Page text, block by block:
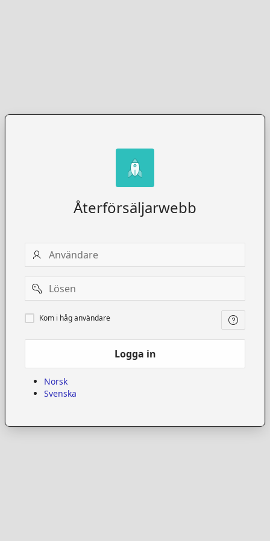
Återförsäljarwebb
Användare
Password
Kom
i
Kom i håg användare
Logga in
Norsk
Svenska